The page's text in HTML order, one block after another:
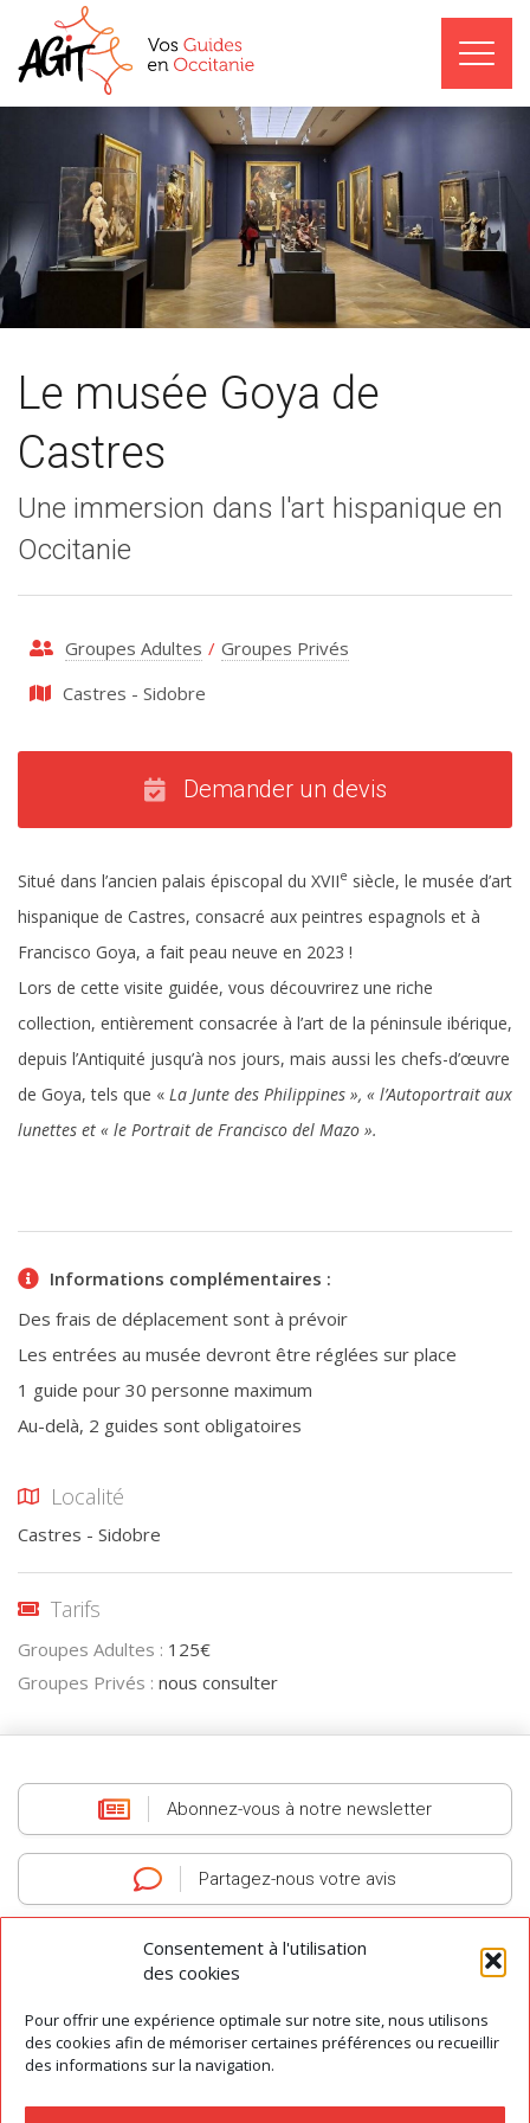
Consentement à l'utilisation
des cookies
Pour offrir une expérience optimale sur notre site, nous utilisons
des cookies afin de mémoriser certaines préférences ou recueillir
des informations sur la navigation.
Groupes Adultes / Groupes Privés
Castres - Sidobre
Le musée Goya de
Castres
Une immersion dans l'art hispanique en
Occitanie
Demander un devis
Situé dans l’ancien palais épiscopal du XVIIe siècle, le musée d’art
hispanique de Castres, consacré aux peintres espagnols et à
Francisco Goya, a fait peau neuve en 2023 !
Lors de cette visite guidée, vous découvrirez une riche
collection, entièrement consacrée à l’art de la péninsule ibérique,
depuis l’Antiquité jusqu’à nos jours, mais aussi les chefs-d’œuvre
de Goya, tels que « La Junte des Philippines », « l’Autoportrait aux
lunettes et « le Portrait de Francisco del Mazo ».
Informations complémentaires :
Des frais de déplacement sont à prévoir
Les entrées au musée devront être réglées sur place
1 guide pour 30 personne maximum
Au-delà, 2 guides sont obligatoires
Localité
Castres - Sidobre
Tarifs
Groupes Adultes : 125€
Groupes Privés : nous consulter
Abonnez-vous à notre newsletter
Partagez-nous votre avis
AGIT -Association des Guides Interprètes du Tarn-Tous droits réservés
© 2026